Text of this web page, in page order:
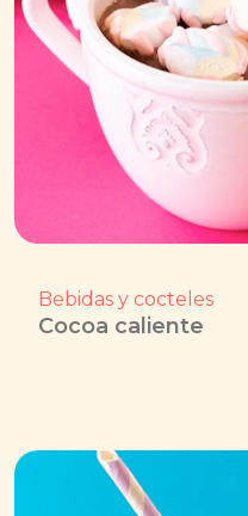
Bebidas y cocteles
Cocoa caliente